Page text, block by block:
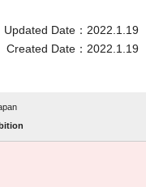
Updated Date：2022.1.19
Created Date：2022.1.19